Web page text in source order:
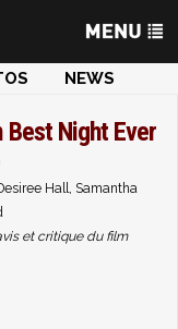
NEWS
Best Night Ever
Hall, Samantha
et critique du film